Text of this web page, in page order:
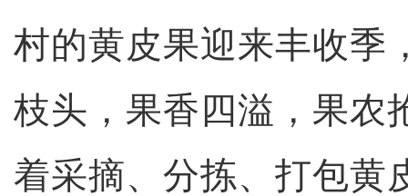
村的黄皮果迎来丰收季
枝头，果香四溢，果农
着采摘、分拣、打包黄